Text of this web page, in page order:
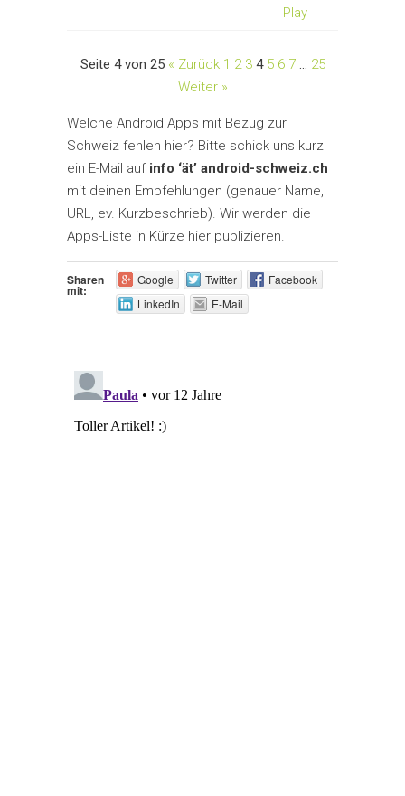
Play
Seite 4 von 25 « Zurück 1 2 3 4 5 6 7 … 25
Weiter »
Welche Android Apps mit Bezug zur
Schweiz fehlen hier? Bitte schick uns kurz
ein E-Mail auf info ‘ät’ android-schweiz.ch
mit deinen Empfehlungen (genauer Name,
URL, ev. Kurzbeschrieb). Wir werden die
Apps-Liste in Kürze hier publizieren.
Sharen
mit:
Google Twitter
Facebook
LinkedIn
E-Mail